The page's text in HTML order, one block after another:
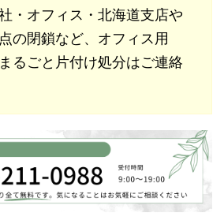
・オフィス・北海道支店や
の閉鎖など、オフィス用
るごと片付け処分はご連絡